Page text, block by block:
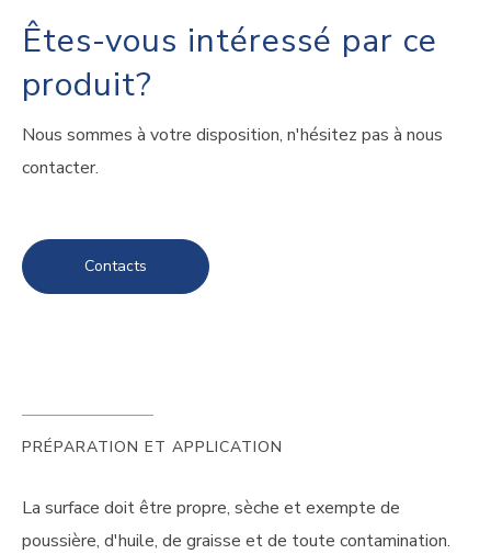
Êtes-vous intéressé par ce
produit?
Nous sommes à votre disposition, n'hésitez pas à nous
contacter.
Contacts
PRÉPARATION ET APPLICATION
La surface doit être propre, sèche et exempte de
poussière, d'huile, de graisse et de toute contamination.